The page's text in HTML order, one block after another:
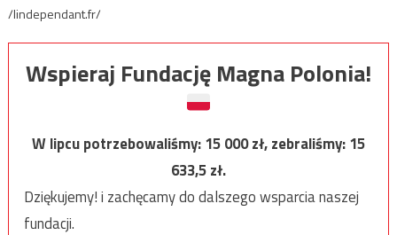
/lindependant.fr/
Wspieraj Fundację Magna Polonia!
W lipcu potrzebowaliśmy:15 000zł, zebraliśmy:15
633,5zł.
Dziękujemy! i zachęcamy do dalszego wsparcia naszej
fundacji.